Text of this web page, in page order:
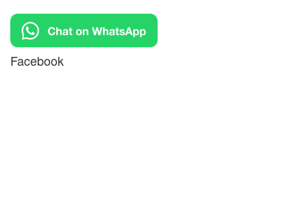
Facebook